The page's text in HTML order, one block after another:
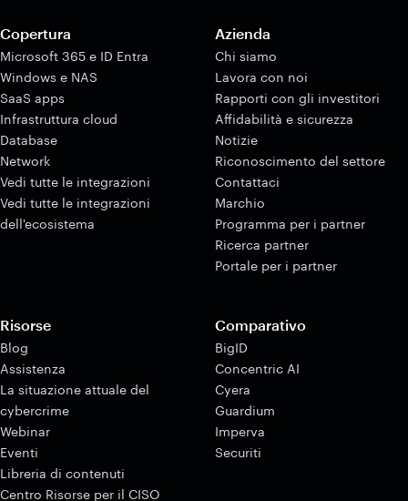
Copertura
Microsoft 365 e ID Entra
Windows e NAS
SaaS apps
Infrastruttura cloud
Database
Network
Vedi tutte le integrazioni
Vedi tutte le integrazioni
dell'ecosistema
Azienda
Chi siamo
Lavora con noi
Rapporti con gli investitori
Affidabilità e sicurezza
Notizie
Riconoscimento del settore
Contattaci
Marchio
Programma per i partner
Ricerca partner
Portale per i partner
Risorse
Blog
Assistenza
La situazione attuale del
cybercrime
Webinar
Eventi
Libreria di contenuti
Centro Risorse per il CISO
Comparativo
BigID
Concentric AI
Cyera
Guardium
Imperva
Securiti